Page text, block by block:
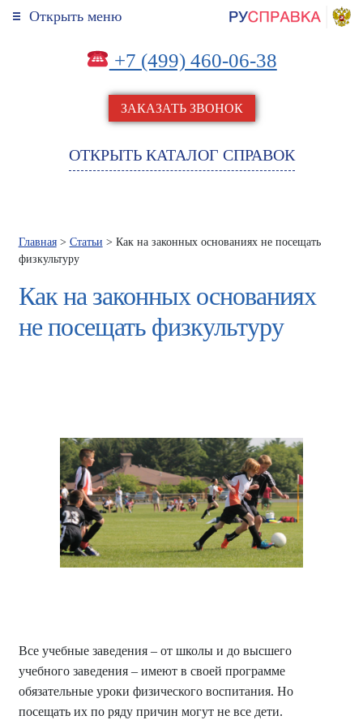
Открыть меню
ОТКРЫТЬ КАТАЛОГ СПРАВОК
+7 (499) 460-06-38
ЗАКАЗАТЬ ЗВОНОК
Главная> Статьи > Как на законных основаниях не посещать
физкультуру
Как на законных основаниях
не посещать физкультуру
Все учебные заведения – от школы и до высшего
учебного заведения – имеют в своей программе
обязательные уроки физического воспитания. Но
посещать их по ряду причин могут не все дети.